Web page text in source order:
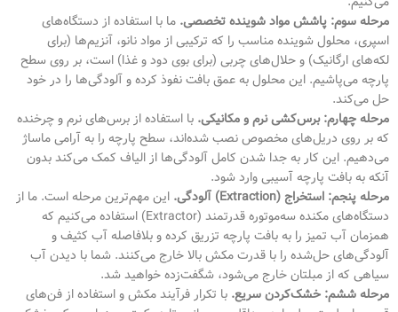
مرحله سوم: پاشش مواد شوینده تخصصی. ما با استفاده از دستگاه‌های
اسپری، محلول شوینده مناسب را که ترکیبی از مواد نانو، آنزیم‌ها (برای
لکه‌های ارگانیک) و حلال‌های چربی (برای بوی دود و غذا) است، بر روی سطح
پارچه می‌پاشیم. این محلول به عمق بافت نفوذ کرده و آلودگی‌ها را در خود
حل می‌کند.
مرحله چهارم: برس‌کشی نرم و مکانیکی. با استفاده از برس‌های نرم و چرخنده
که بر روی دریل‌های مخصوص نصب شده‌اند، سطح پارچه را به آرامی ماساژ
می‌دهیم. این کار به جدا شدن کامل آلودگی‌ها از الیاف کمک می‌کند بدون
آنکه به بافت پارچه آسیبی وارد شود.
مرحله پنجم: استخراج (Extraction) آلودگی.
این مهم‌ترین مرحله است. ما از
دستگاه‌های مکنده سه‌موتوره قدرتمند (Extractor) استفاده می‌کنیم که
همزمان آب تمیز را به بافت پارچه تزریق کرده و بلافاصله آب کثیف و
آلودگی‌های حل‌شده را با قدرت مکش بالا خارج می‌کنند. شما با دیدن آب
سیاهی که از مبلتان خارج می‌شود، شگفت‌زده خواهید شد.
مرحله ششم: خشک‌کردن سریع. با تکرار فرآیند مکش و استفاده از فن‌های